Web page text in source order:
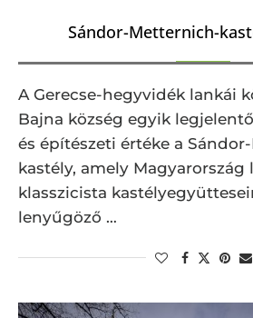
Sándor-Metternich-
A Gerecse-hegyvidék lankái
Bajna község egyik
és építészeti értéke a
kastély, amely Magyarország
klasszicista
lenyűgöző …